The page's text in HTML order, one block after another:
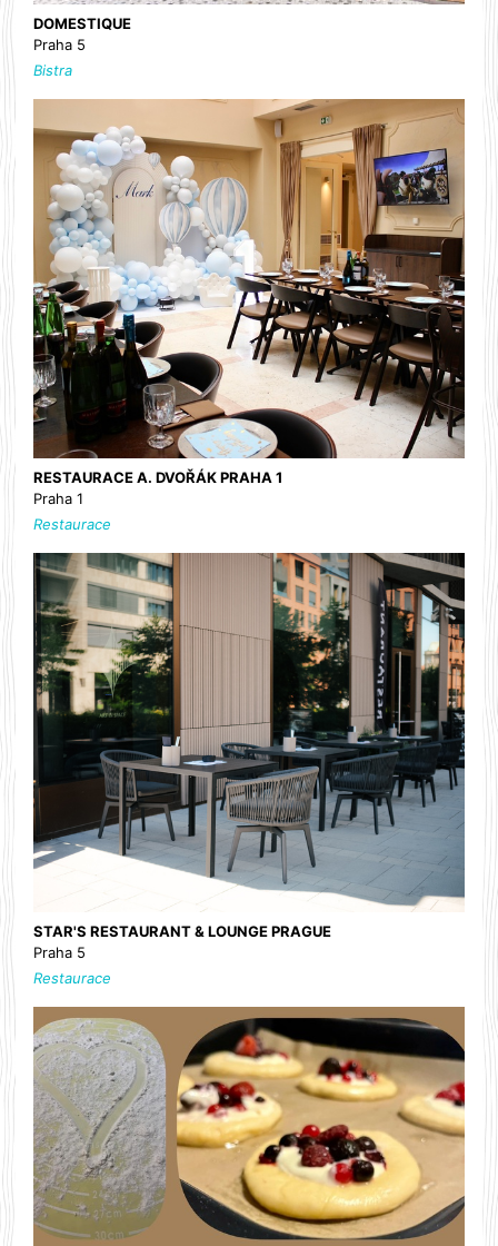
DOMESTIQUE
Praha 5
Bistra
RESTAURACE A. DVOŘÁK PRAHA 1
Praha 1
Restaurace
STAR'S RESTAURANT & LOUNGE PRAGUE
Praha 5
Restaurace